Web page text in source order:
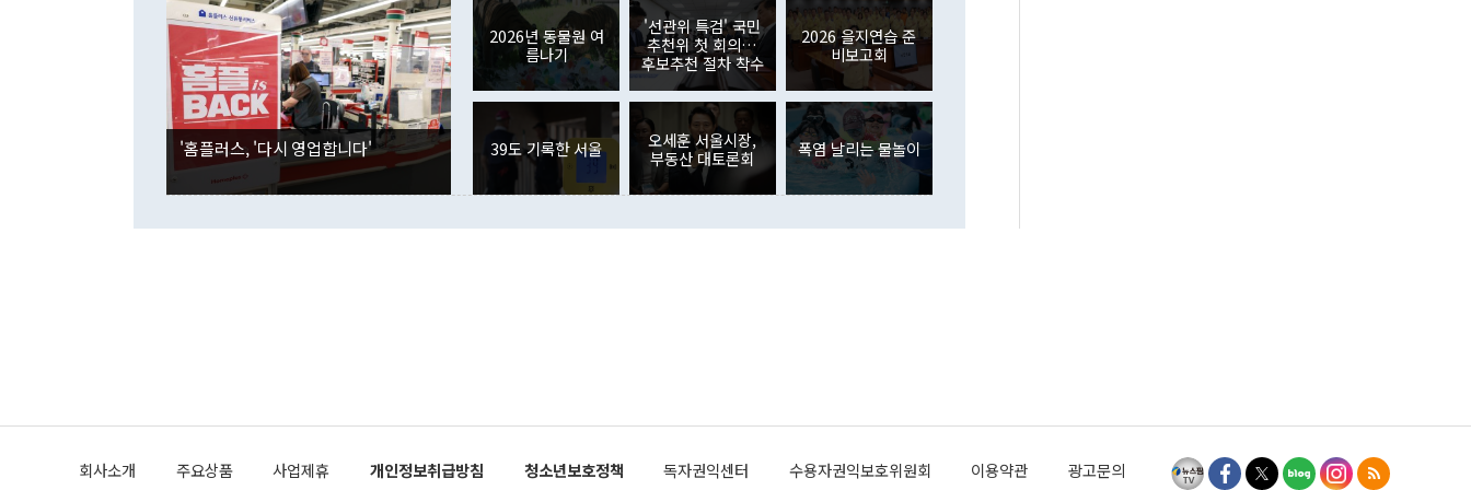
며 "정부 차원에서 (참석을) 검토하고 있다"고 발언한 데 대해서도 조 장관
은 "그것은 외교부의 몫"이라며 "아직 거기까지 진도가 나가지 않았다"고
잘랐다. 정 장관이 이날 소개한 대북 구상과 설명은 정부 내 조율을 거치지
않았다는 점에서 문제가 있다. 특히 주적 표현 대체와 국호 사용, 9·19 군
사합의 복원, 4자회담 추진 등은 통일부 장관이 결정할 사안이 아니어서 월
권이라는 지적이 나오고 있다. 이 대통령은 정 장관의 업무보고를 듣고 난
뒤 "여기 업무보고에 발표했다고 승인난 건 아니다"라고 재차 확인했다. 정
부의 한 소식통은 "정 장관의 발언 내용은 대부분 국가안전보장회의(NSC)
를 거쳐 결정된 사안이 아닌 정 장관의 개인적 생각에 가깝다"며 "안보 관
련 부처 장관이 정부의 공식 정책이 아닌 사안을 추진하겠다고 업무보고를
하고 대통령의 면전에서 '국군통수권자가 나서야 한다'고 주장한 것은 심각
이나 미국은 북한에 선비핵화를 공식적으로 요구한 적이 없기 때문이다. 지
공하는 방식으로 이뤄졌다. 1994년 북·미 제네바 기본합의는 핵시설 동결
인의 해외투자가 80억1000만달러, 외국인의 국내투자가 46억3000만달러
각각 증가했다. 증권투자에서는 외국인의 국내 주식 매도세가 이어졌다. 외
국인의 국내 주식 투자는 차익실현 매도 등의 영향으로 316억1000만달러
감소하며 전월(-310억5000만달러)에 이어 역대 최대 순매도 기록을 다시
경신했다. 외국인의 국내 채권투자는 세계국채지수(WGBI) 자금 유입에도
분기 말 만기도래 영향으로 증가 폭이 줄어든 52억9000만달러를 기록했
다. 내국인의 해외 증권투자는 주식을 중심으로 35억6000만달러 증가했
다. eoyn2@newspim.com
'홈플러스, '다시 영업합니다'
2026년 동물원 여
름나기
'선관위 특검' 국민
추천위 첫 회의…
후보추천 절차 착수
2026 을지연습 준
비보고회
39도 기록한 서울
오세훈 서울시장,
부동산 대토론회
폭염 날리는 물놀이
회사소개 주요상품 사업제휴 개인정보취급방침 청소년보호정책 독자권익센터 수용자권익보호위원회 이용약관 광고문의